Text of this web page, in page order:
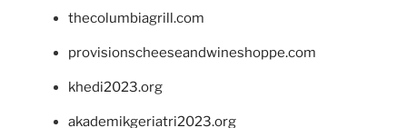
thecolumbiagrill.com
provisionscheeseandwineshoppe.com
khedi2023.org
akademikgeriatri2023.org